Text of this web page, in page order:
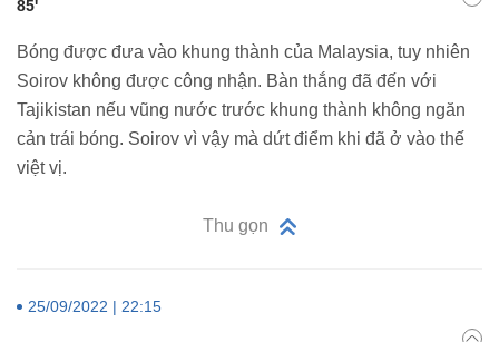
85'
Bóng được đưa vào khung thành của Malaysia, tuy nhiên
Soirov không được công nhận. Bàn thắng đã đến với
Tajikistan nếu vũng nước trước khung thành không ngăn
cản trái bóng. Soirov vì vậy mà dứt điểm khi đã ở vào thế
việt vị.
Thu gọn
25/09/2022 | 22:15